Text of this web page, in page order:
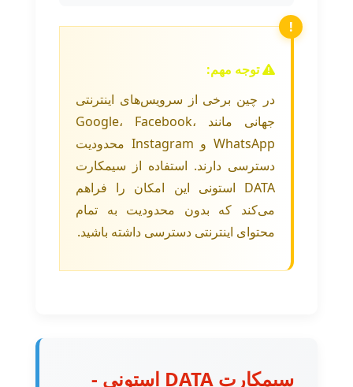
توجه مهم:
در چین برخی از سرویس‌های اینترنتی
جهانی مانند Google، Facebook،
WhatsApp و Instagram محدودیت
دسترسی دارند. استفاده از سیمکارت
DATA استونی این امکان را فراهم
می‌کند که بدون محدودیت به تمام
محتوای اینترنتی دسترسی داشته باشید.
سیمکارت DATA استونی -